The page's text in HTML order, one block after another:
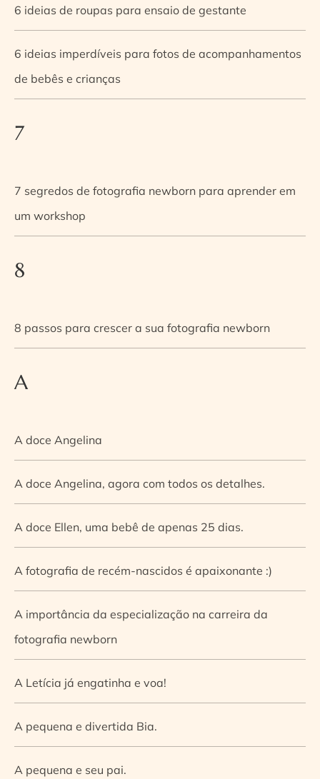
6 ideias de roupas para ensaio de gestante
6 ideias imperdíveis para fotos de acompanhamentos
de bebês e crianças
7
7 segredos de fotografia newborn para aprender em
um workshop
8
8 passos para crescer a sua fotografia newborn
A
A doce Angelina
A doce Angelina, agora com todos os detalhes.
A doce Ellen, uma bebê de apenas 25 dias.
A fotografia de recém-nascidos é apaixonante :)
A importância da especialização na carreira da
fotografia newborn
A Letícia já engatinha e voa!
A pequena e divertida Bia.
A pequena e seu pai.